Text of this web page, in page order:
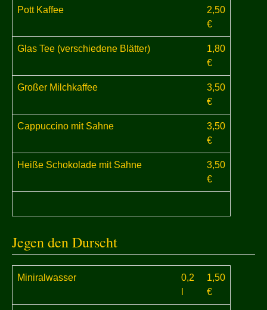
Pott Kaffee
2,50
€
Glas Tee (verschiedene Blätter)
1,80
€
Großer Milchkaffee
3,50
€
Cappuccino mit Sahne
3,50
€
Heiße Schokolade mit Sahne
3,50
€
Jegen den Durscht
Miniralwasser
0,2
1,50
€